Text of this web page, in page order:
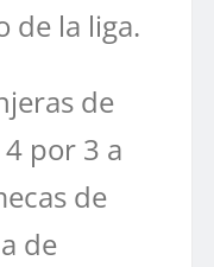
de la liga.
de
por 3 a
de
de